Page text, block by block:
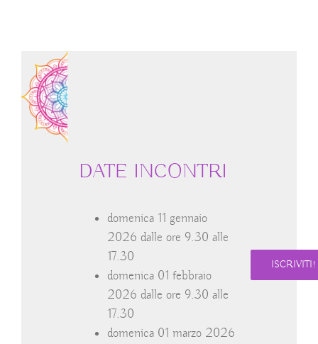
DATE INCONTRI
domenica 11 gennaio
2026 dalle ore 9.30 alle
17.30
domenica 01 febbraio
2026 dalle ore 9.30 alle
17.30
domenica 01 marzo 2026
ISCRIVITI!